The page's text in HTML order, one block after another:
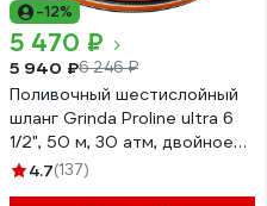
-12%
5 470 ₽
5 940 ₽6 246 ₽
Поливочный шестислойный
шланг Grinda Proline ultra 6
1/2", 50 м, 30 атм, двойное
армирование 429009-1/2-
4.7(137)